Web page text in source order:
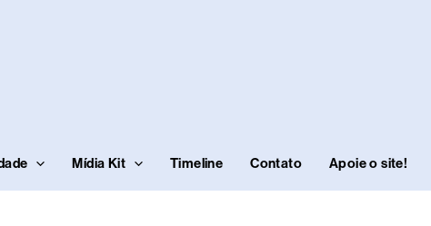
Mídia Kit Timeline Contato Apoie o site!